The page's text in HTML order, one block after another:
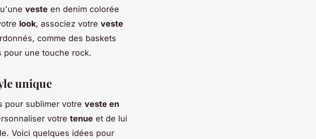
veste en denim colorée
look, associez votre veste
comme des baskets
pour une touche rock.
unique
pour sublimer votre veste en
votre tenue et de lui
Voici quelques idées pour